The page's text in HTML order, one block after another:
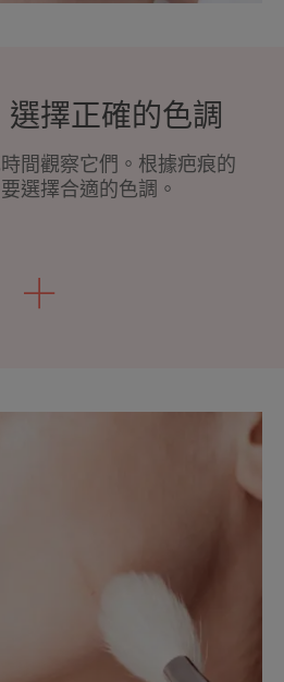
擇正確的色調
間觀察它們。根據疤痕的
選擇合適的色調。